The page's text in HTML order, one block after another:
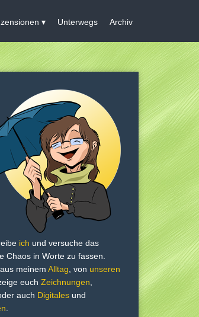
Unterwegs Archiv
ich und versuche das
Chaos in Worte zu fassen.
meinem Alltag , von unseren
zeige euch Zeichnungen
auch Digitales und